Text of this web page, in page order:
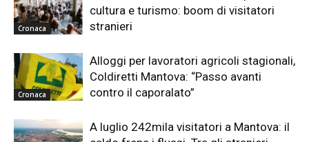
Cronaca
cultura e turismo: boom di visitatori
stranieri
Cronaca
Alloggi per lavoratori agricoli stagionali,
Coldiretti Mantova: “Passo avanti
contro il caporalato”
A luglio 242mila visitatori a Mantova: il